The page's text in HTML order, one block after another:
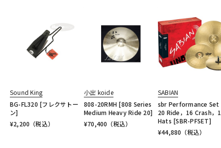
Sound King
BG-FL320 [フレクサトー
ン]
¥2,200 （税込）
小出 koide
808-20RMH [808 Series
Medium Heavy Ride 20]
¥70,400 （税込）
SABIAN
sbr Performance Set
20 Ride，16 Crash，
Hats [SBR-PFSET]
¥44,880 （税込）